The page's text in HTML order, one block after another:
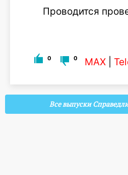
Проводится
0 0 MAX
Все выпуски